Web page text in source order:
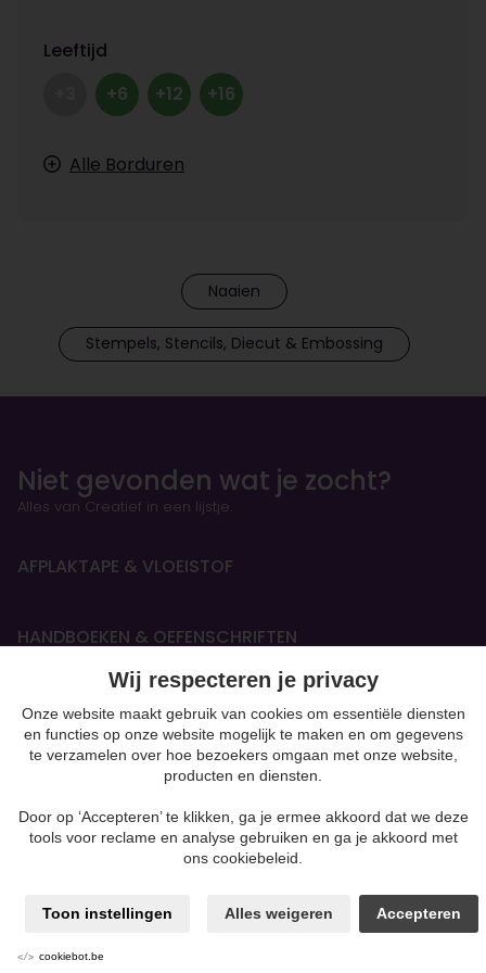
Leeftijd
+6 +12 +16
Alle Borduren
Naaien
Stempels, Stencils, Diecut & Embossing
Niet gevonden wat je zocht?
Alles van Creatief in een lijstje.
AFPLAKTAPE & VLOEISTOF
HANDBOEKEN & OEFENSCHRIFTEN
BOETSEREN & GIETEN
Papiermaché
Kaarsen & Zeep maken
moulding
Gips
Powertex & andere mixed media
Polymeerklei zoals Fimo
Wij respecteren je privacy
Onze website maakt gebruik van cookies om essentiële diensten
en functies op onze website mogelijk te maken en om gegevens
te verzamelen over hoe bezoekers omgaan met onze website,
producten en diensten.
Door op ‘Accepteren’ te klikken, ga je ermee akkoord dat we deze
tools voor reclame en analyse gebruiken en ga je akkoord met
ons cookiebeleid.
Toon instellingen Alles weigeren Accepteren
cookiebot.be